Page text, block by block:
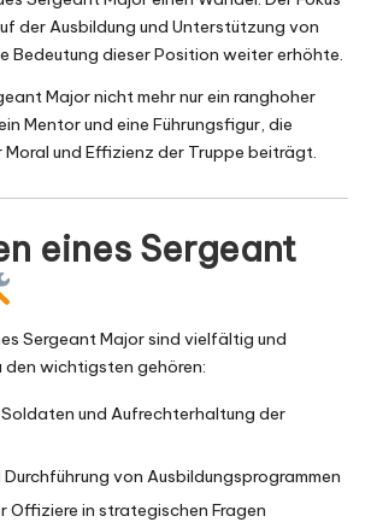
der Ausbildung und Unterstützung von
Bedeutung dieser Position weiter erhöhte.
Major nicht mehr nur ein ranghoher
Mentor und eine Führungsfigur, die
und Effizienz der Truppe beiträgt.
eines Sergeant
Sergeant Major sind vielfältig und
den wichtigsten gehören:
Soldaten und Aufrechterhaltung der
Durchführung von Ausbildungsprogrammen
Offiziere in strategischen Fragen